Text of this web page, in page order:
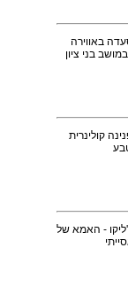
באווירה
בני ציון
קולינרית
- האמא של